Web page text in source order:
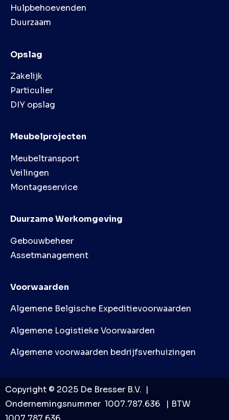
Hulpbehoevenden
Duurzaam
Opslag
Zakelijk
Particulier
DIY opslag
Meubelprojecten
Meubeltransport
Veilingen
Montageservice
Duurzame Werkomgeving
Gebouwbeheer
Assetmanagement
Voorwaarden
Algemene Belgische Expeditievoorwaarden
Algemene Logistieke Voorwaarden
Algemene voorwaarden bedrijfsverhuizingen
Copyright © 2025 De Bresser B.V. |
Ondernemingsnummer 1007.787.636 | BTW